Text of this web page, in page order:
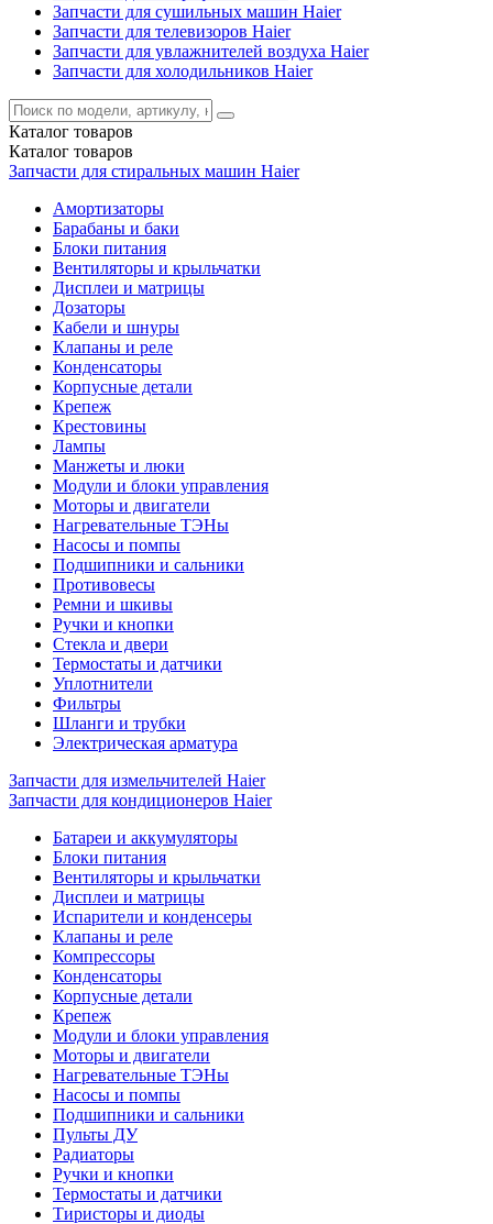
Запчасти для сушильных машин Haier
Запчасти для телевизоров Haier
Запчасти для увлажнителей воздуха Haier
Запчасти для холодильников Haier
Каталог товаров
Каталог товаров
Запчасти для стиральных машин Haier
Амортизаторы
Барабаны и баки
Блоки питания
Вентиляторы и крыльчатки
Дисплеи и матрицы
Дозаторы
Кабели и шнуры
Клапаны и реле
Конденсаторы
Корпусные детали
Крепеж
Крестовины
Лампы
Манжеты и люки
Модули и блоки управления
Моторы и двигатели
Нагревательные ТЭНы
Насосы и помпы
Подшипники и сальники
Противовесы
Ремни и шкивы
Ручки и кнопки
Стекла и двери
Термостаты и датчики
Уплотнители
Фильтры
Шланги и трубки
Электрическая арматура
Запчасти для измельчителей Haier
Запчасти для кондиционеров Haier
Батареи и аккумуляторы
Блоки питания
Вентиляторы и крыльчатки
Дисплеи и матрицы
Испарители и конденсеры
Клапаны и реле
Компрессоры
Конденсаторы
Корпусные детали
Крепеж
Модули и блоки управления
Моторы и двигатели
Нагревательные ТЭНы
Насосы и помпы
Подшипники и сальники
Пульты ДУ
Радиаторы
Ручки и кнопки
Термостаты и датчики
Тиристоры и диоды